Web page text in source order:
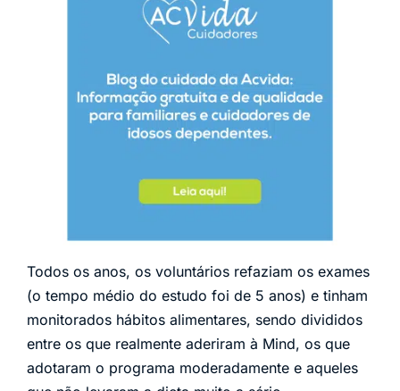
Todos os anos, os voluntários refaziam os exames
(o tempo médio do estudo foi de 5 anos) e tinham
monitorados hábitos alimentares, sendo divididos
entre os que realmente aderiram à Mind, os que
adotaram o programa moderadamente e aqueles